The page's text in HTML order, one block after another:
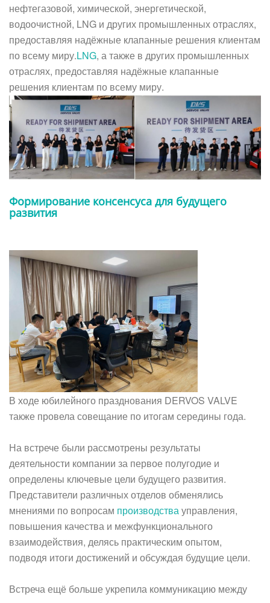
нефтегазовой, химической, энергетической,
водоочистной, LNG и других промышленных отраслях,
предоставляя надёжные клапанные решения клиентам
по всему миру.LNG, а также в других промышленных
отраслях, предоставляя надёжные клапанные
решения клиентам по всему миру.
Формирование консенсуса для будущего
развития
В ходе юбилейного празднования DERVOS VALVE
также провела совещание по итогам середины года.
На встрече были рассмотрены результаты
деятельности компании за первое полугодие и
определены ключевые цели будущего развития.
Представители различных отделов обменялись
мнениями по вопросам производствауправления,
повышения качества и межфункционального
взаимодействия, делясь практическим опытом,
подводя итоги достижений и обсуждая будущие цели.
Встреча ещё больше укрепила коммуникацию между